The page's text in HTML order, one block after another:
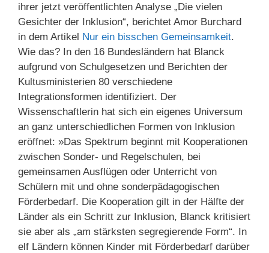
ihrer jetzt veröffentlichten Analyse „Die vielen
Gesichter der Inklusion“, berichtet Amor Burchard
in dem Artikel Nur ein bisschen Gemeinsamkeit.
Wie das? In den 16 Bundesländern hat Blanck
aufgrund von Schulgesetzen und Berichten der
Kultusministerien 80 verschiedene
Integrationsformen identifiziert. Der
Wissenschaftlerin hat sich ein eigenes Universum
an ganz unterschiedlichen Formen von Inklusion
eröffnet: »Das Spektrum beginnt mit Kooperationen
zwischen Sonder- und Regelschulen, bei
gemeinsamen Ausflügen oder Unterricht von
Schülern mit und ohne sonderpädagogischen
Förderbedarf. Die Kooperation gilt in der Hälfte der
Länder als ein Schritt zur Inklusion, Blanck kritisiert
sie aber als „am stärksten segregierende Form“. In
elf Ländern können Kinder mit Förderbedarf darüber